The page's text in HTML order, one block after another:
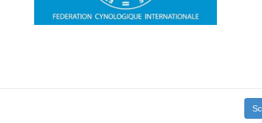
SEGUGIO DELL'APPENNINO (CHIEN COURANT DES
MACEDONIAN SHEPHERD DOG KARAMAN (PASTOR DE